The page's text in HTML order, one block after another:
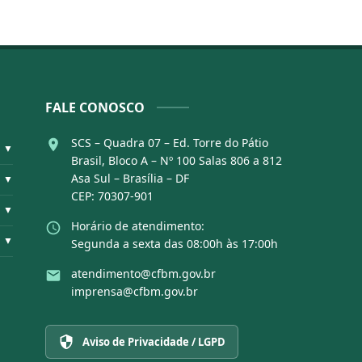
▼
▼
▼
▼
FALE CONOSCO
SCS – Quadra 07 – Ed. Torre do Pátio
Brasil, Bloco A – Nº 100 Salas 806 a 812
Asa Sul – Brasília – DF
CEP: 70307-901
Horário de atendimento:
Segunda a sexta das 08:00h às 17:00h
atendimento@cfbm.gov.br
imprensa@cfbm.gov.br
Aviso de Privacidade / LGPD